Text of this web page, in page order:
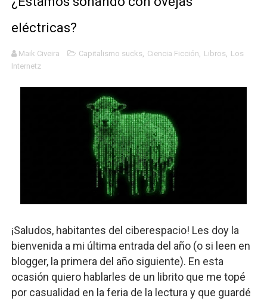
Llévenmelo fuchachos: El adiós a 'THE BOYS'
La falacia etimológica
Mario: La epopeya del fontanero - Parte II
eléctricas?
Maik Civeira Capitalismo sucks, Ciencia Ficción, Libros, Los
Internetz
¡Saludos, habitantes del ciberespacio! Les doy la
bienvenida a mi última entrada del año (o si leen en
blogger, la primera del año siguiente). En esta
ocasión quiero hablarles de un librito que me topé
por casualidad en la feria de la lectura y que guardé